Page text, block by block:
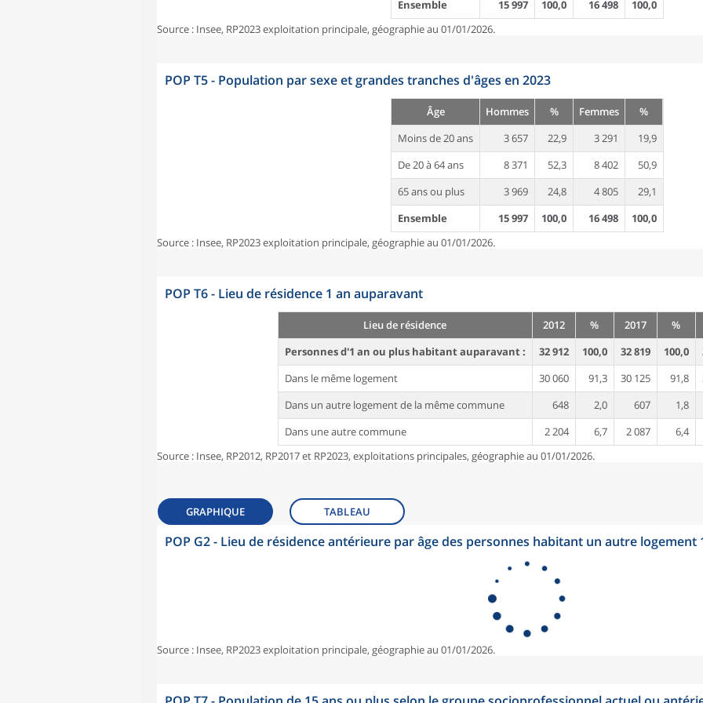
Ensemble
15 997 100,0 16 498
100,0
Source : Insee, RP2023 exploitation principale, géographie au 01/01/2026.
POP T5 - Population par sexe et grandes tranches d'âges en 2023
Âge Hommes % Femmes
%
Moins de 20 ans
3 657 22,9 3 291
19,9
De 20 à 64 ans
8 371 52,3 8 402
50,9
65 ans ou plus
3 969 24,8 4 805
29,1
Ensemble
15 997 100,0 16 498
100,0
Source : Insee, RP2023 exploitation principale, géographie au 01/01/2026.
POP T6 - Lieu de résidence 1 an auparavant
Lieu de résidence 2012 % 2017 %
Personnes d'1 an ou plus habitant auparavant :
32 912 100,0 32 819 100,0
Dans le même logement
30 060 91,3 30 125 91,8
Dans un autre logement de la même commune
648 2,0 607 1,8
Dans une autre commune
2 204 6,7 2 087 6,4
Source : Insee, RP2012, RP2017 et RP2023, exploitations principales, géographie au 01/01/2026.
GRAPHIQUE TABLEAU
POP G2 - Lieu de résidence antérieure par âge des personnes habitant un autre logement
Source : Insee, RP2023 exploitation principale, géographie au 01/01/2026.